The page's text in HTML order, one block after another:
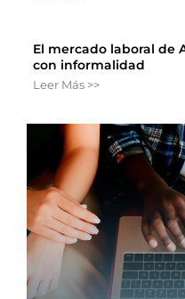
El mercado laboral de
con informalidad
Leer Más >>